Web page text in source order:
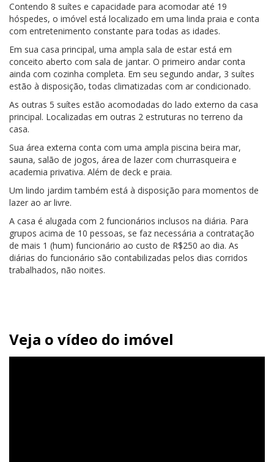
Contendo 8 suítes e capacidade para acomodar até 19
hóspedes, o imóvel está localizado em uma linda praia e conta
com entretenimento constante para todas as idades.
Em sua casa principal, uma ampla sala de estar está em
conceito aberto com sala de jantar. O primeiro andar conta
ainda com cozinha completa. Em seu segundo andar, 3 suítes
estão à disposição, todas climatizadas com ar condicionado.
As outras 5 suítes estão acomodadas do lado externo da casa
principal. Localizadas em outras 2 estruturas no terreno da
casa.
Sua área externa conta com uma ampla piscina beira mar,
sauna, salão de jogos, área de lazer com churrasqueira e
academia privativa. Além de deck e praia.
Um lindo jardim também está à disposição para momentos de
lazer ao ar livre.
A casa é alugada com 2 funcionários inclusos na diária. Para
grupos acima de 10 pessoas, se faz necessária a contratação
de mais 1 (hum) funcionário ao custo de R$250 ao dia. As
diárias do funcionário são contabilizadas pelos dias corridos
trabalhados, não noites.
Veja o vídeo do imóvel